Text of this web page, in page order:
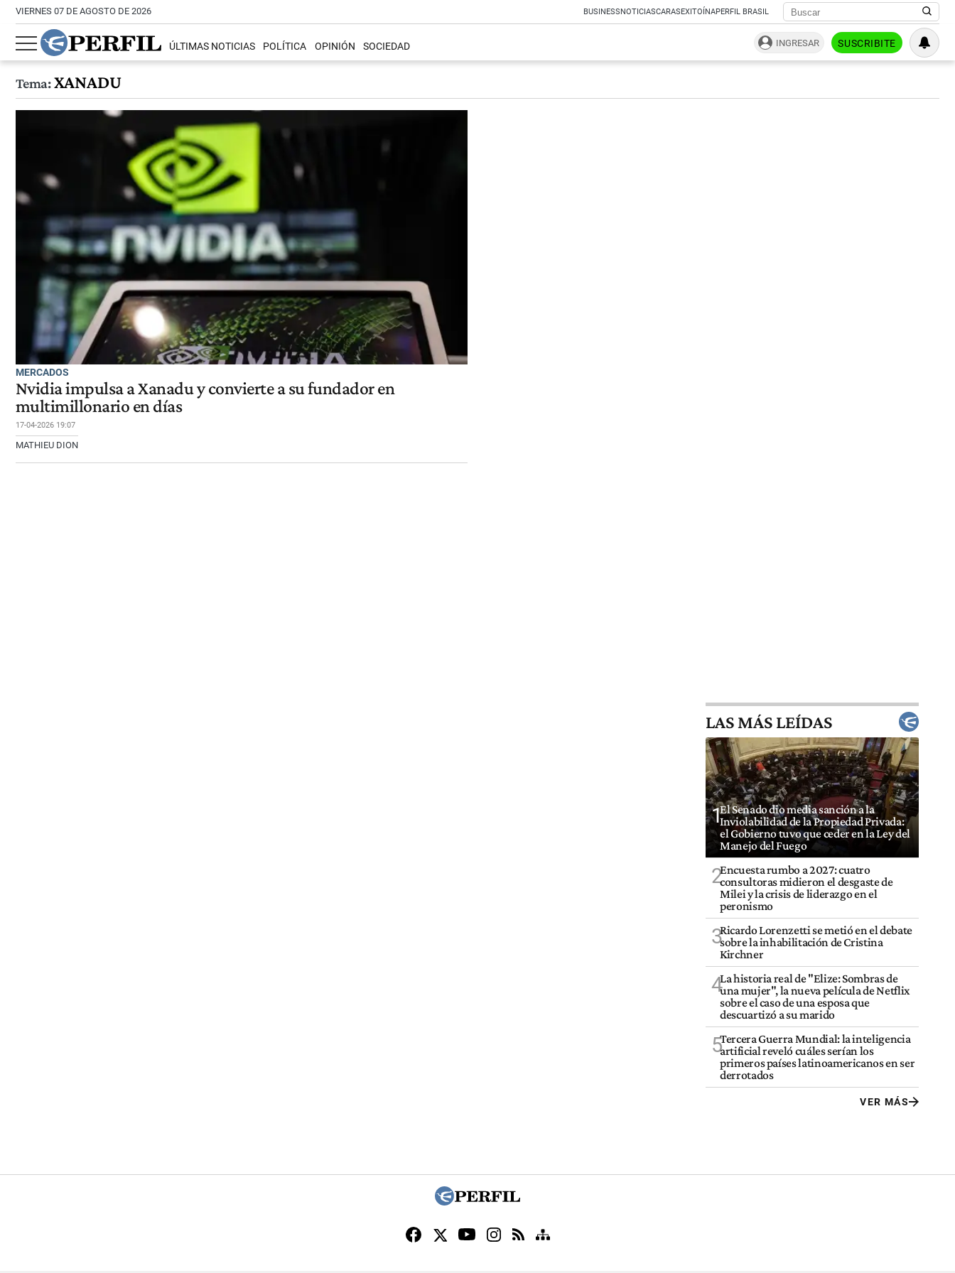
VIERNES 07 DE AGOSTO DE 2026 BUSINESSNOTICIASCARASEXITOÍNAPERFIL BRASIL
ÚLTIMAS NOTICIAS POLÍTICA OPINIÓN SOCIEDAD INGRESAR SUSCRIBITE
Tema:XANADU
MERCADOS
Nvidia impulsa a Xanadu y convierte a su fundador en
multimillonario en días
17-04-2026 19:07
MATHIEU DION
LAS MÁS LEÍDAS
1El Senado dio media sanción a la
Inviolabilidad de la Propiedad Privada:
el Gobierno tuvo que ceder en la Ley del
Manejo del Fuego
2Encuesta rumbo a 2027: cuatro
consultoras midieron el desgaste de
Milei y la crisis de liderazgo en el
peronismo
3Ricardo Lorenzetti se metió en el debate
sobre la inhabilitación de Cristina
Kirchner
4La historia real de "Elize: Sombras de
una mujer", la nueva película de Netflix
sobre el caso de una esposa que
descuartizó a su marido
5Tercera Guerra Mundial: la inteligencia
artificial reveló cuáles serían los
primeros países latinoamericanos en ser
derrotados
VER MÁS